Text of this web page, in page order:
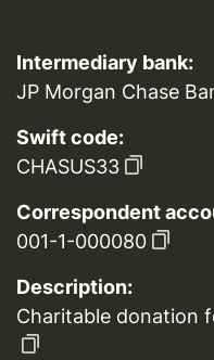
Intermediary bank:
JP Morgan Chase
Swift code:
CHASUS33
Correspondent
001-1-000080
Description:
Charitable donation